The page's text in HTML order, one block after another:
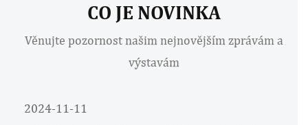
CO JE NOVINKA
Věnujte pozornost našim nejnovějším zprávám a
výstavám
2024-11-11